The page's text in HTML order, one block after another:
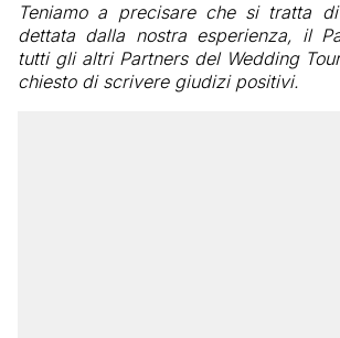
Teniamo a precisare che si tratta
dettata dalla nostra esperienza, il
tutti gli altri Partners del Wedding
chiesto di scrivere giudizi positivi.